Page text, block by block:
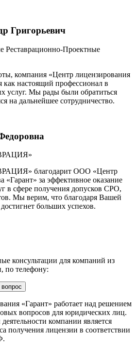
Григорьевич
Проектные
компания «Центр лицензирования
как настоящий профессионал в
услуг. Мы рады были обратиться
на дальнейшее сотрудничество.
благодарит ООО «Центр
«Гарант» за эффективное оказание
в сфере получения допусков СРО,
Мы верим, что благодаря Вашей
больших успехов.
консультации для компаний из
по телефону:
«Гарант» работает над решением
вопросов для юридических лиц.
компании является
получения лицензии в соответствии